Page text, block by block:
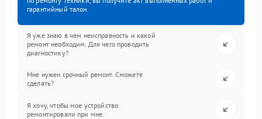
гарантийный талон.
Я уже знаю в чем неисправность и какой
ремонт необходим. Для чего проводить
диагностику?
Мне нужен срочный ремонт. Сможете
сделать?
Я хочу, чтобы мое устройство
ремонтировали при мне.